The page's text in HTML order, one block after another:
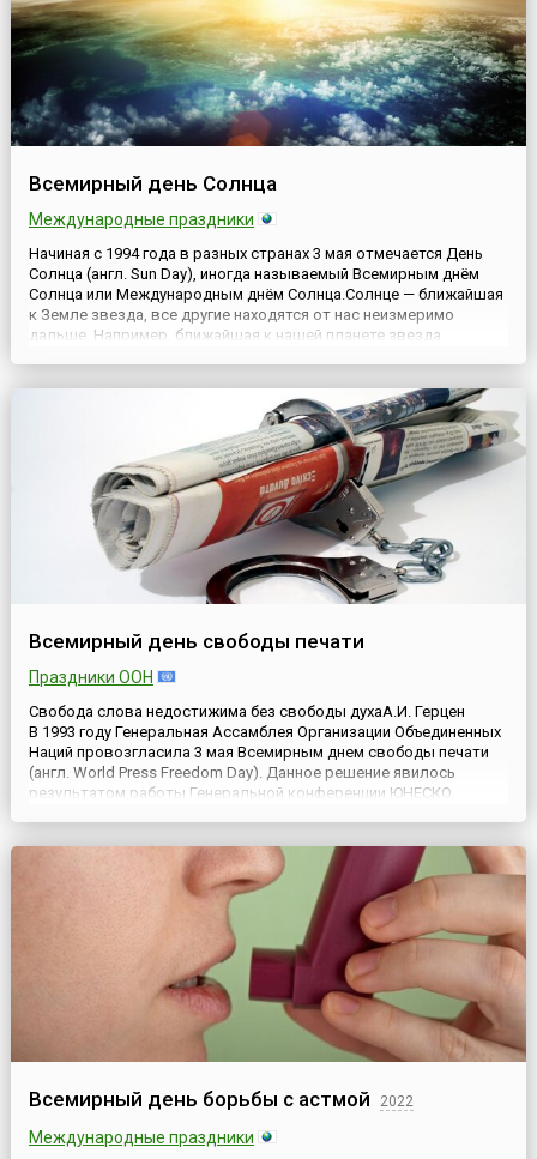
Всемирный день Солнца
Международные праздники
Начиная с 1994 года в разных странах 3 мая отмечается День
Солнца (англ. Sun Day), иногда называемый Всемирным днём ​​
Солнца или Международным днём ​​Солнца.Солнце — ближайшая
к Земле звезда, все другие находятся от нас неизмеримо
дальше. Например, ближайшая к нашей планете звезда
Всемирный день свободы печати
Праздники ООН
Свобода слова недостижима без свободы духаА.И. Герцен
В 1993 году Генеральная Ассамблея Организации Объединенных
Наций провозгласила 3 мая Всемирным днем свободы печати
(англ. World Press Freedom Day). Данное решение явилось
результатом работы Генеральной конференции ЮНЕСКО,
Всемирный день борьбы с астмой 2022
Международные праздники